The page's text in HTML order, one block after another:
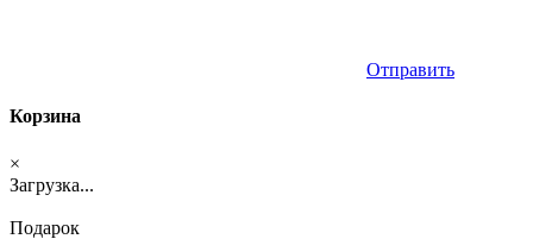
Отправить
Корзина
×
Загрузка...
Подарок